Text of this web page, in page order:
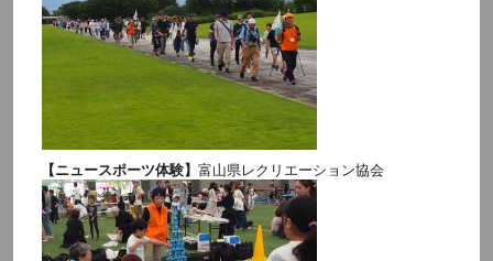
【ニュースポーツ体験】 富山県レクリエーション協会